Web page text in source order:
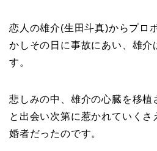
恋人の雄介(生田斗真)からプロ
かしその日に事故にあい、雄介
す。
悲しみの中、雄介の心臓を移植
と出会い次第に惹かれていくさ
婚者だったのです。